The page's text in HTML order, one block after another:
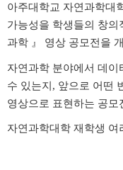
아주대학교 자연과학대
가능성을 학생들의 창의
과학 』 영상 공모전을
자연과학 분야에서 데
수 있는지, 앞으로 어떤
영상으로 표현하는 공모
자연과학대학 재학생